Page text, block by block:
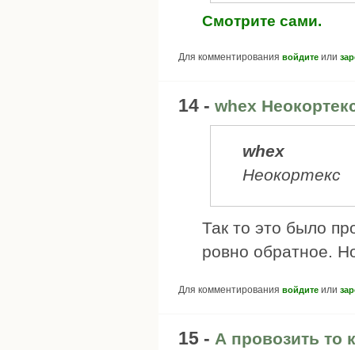
Смотрите сами.
Для комментирования войдите или
14 - whex
whex
Неокортекс
Так то это было
ровно обратное.
Для комментирования войдите или
15 - А провозить то